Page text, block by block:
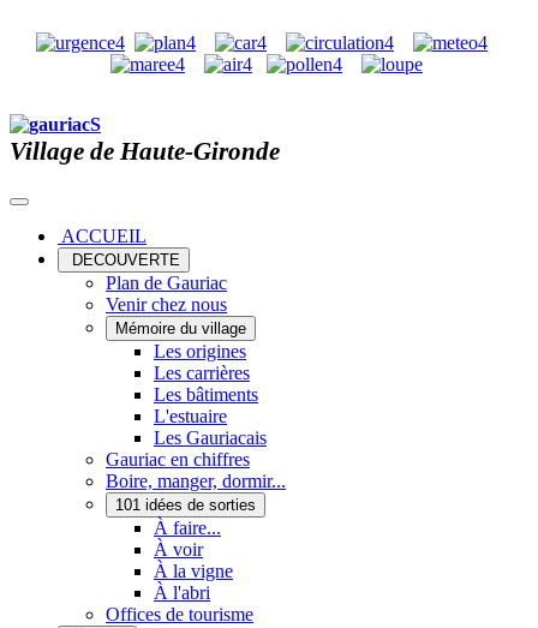
Village de Haute-Gironde
ACCUEIL
DECOUVERTE
Plan de Gauriac
Venir chez nous
Mémoire du village
Les origines
Les carrières
Les bâtiments
L'estuaire
Les Gauriacais
Gauriac en chiffres
Boire, manger, dormir...
101 idées de sorties
À faire...
À voir
À la vigne
À l'abri
Offices de tourisme